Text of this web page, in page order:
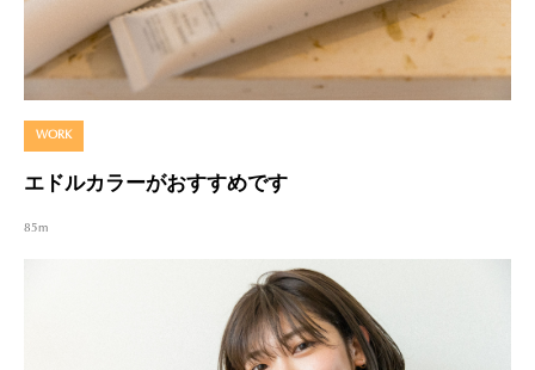
WORK
エドルカラーがおすすめです
85m